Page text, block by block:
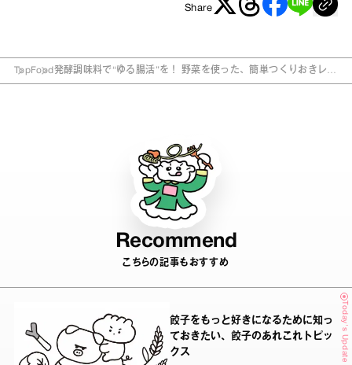
Share
TopFood発酵調味料で“ゆる腸活”を！ 野菜を使った、簡単つくりおきレシ
Recommend
こちらの記事もおすすめ
Today's Update
餃子をもっと好きになるために知っ
ておきたい、餃子のあれこれトピッ
クス